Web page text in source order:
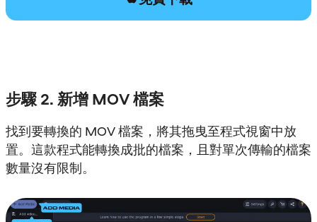
步驟 2. 新增 MOV 檔案
找到要轉換的 MOV 檔案，將其拖曳至程式視窗中放
置。這款程式能轉換成批的檔案，且對單次傳輸的檔案
數量沒有限制。